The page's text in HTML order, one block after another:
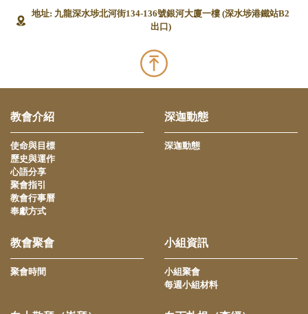
地址: 九龍深水埗北河街134-136號銀河大廈一樓 (深水埗港鐵站B2
出口)
教會介紹
使命與目標
歷史與運作
心語分享
聚會指引
教會行事曆
奉獻方式
深迦動態
深迦動態
教會聚會
聚會時間
小組資訊
小組聚會
每週小組材料